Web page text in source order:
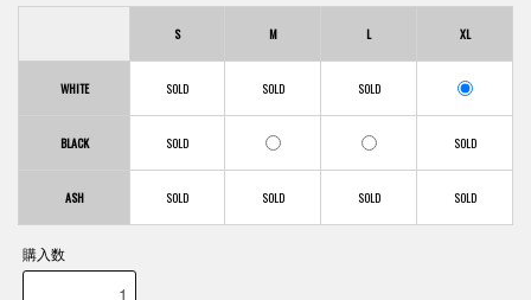
S M L XL
WHITE
BLACK
ASH
購入数